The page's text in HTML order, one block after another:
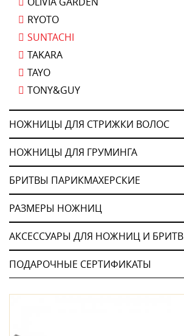
RYOTO
SUNTACHI
TAKARA
TAYO
TONY&GUY
НОЖНИЦЫ ДЛЯ СТРИЖКИ ВОЛОС
НОЖНИЦЫ ДЛЯ ГРУМИНГА
БРИТВЫ ПАРИКМАХЕРСКИЕ
РАЗМЕРЫ НОЖНИЦ
АКСЕССУАРЫ ДЛЯ НОЖНИЦ И БРИТВ
ПОДАРОЧНЫЕ СЕРТИФИКАТЫ